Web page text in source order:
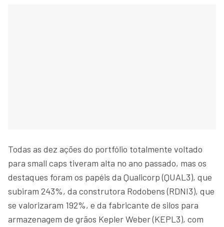
Todas as dez ações do portfólio totalmente voltado
para small caps tiveram alta no ano passado, mas os
destaques foram os papéis da Qualicorp (QUAL3), que
subiram 243%, da construtora Rodobens (RDNI3), que
se valorizaram 192%, e da fabricante de silos para
armazenagem de grãos Kepler Weber (KEPL3), com